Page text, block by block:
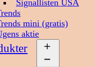
Signallisten USA
mini (gratis)
aktie